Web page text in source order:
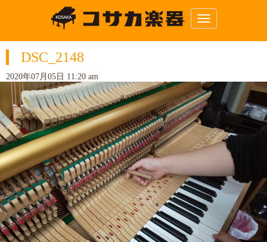
N
a
i
o
n
DSC_2148
2020年07月05日 11:20 am